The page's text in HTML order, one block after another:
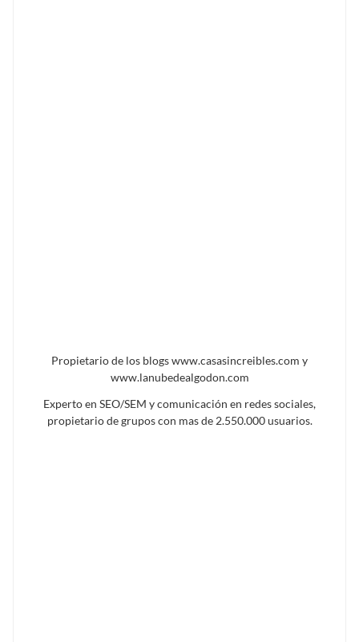
Propietario de los blogs www.casasincreibles.com y
www.lanubedealgodon.com
Experto en SEO/SEM y comunicación en redes sociales,
propietario de grupos con mas de 2.550.000 usuarios.